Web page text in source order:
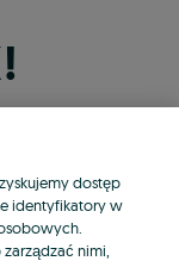
Apple
dostęp
identyfikatory w
nimi,